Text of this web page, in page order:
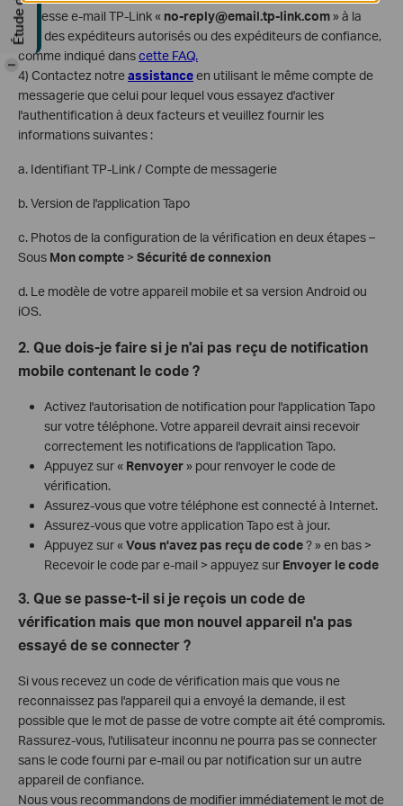
l'adresse e-mail TP-Link « no-reply@email.tp-link.com» à la
liste des expéditeurs autorisés ou des expéditeurs de confiance,
comme indiqué danscette FAQ.
4) Contactez notreassistanceen utilisant le même compte de
messagerie que celui pour lequel vous essayez d'activer
l'authentification à deux facteurs et veuillez fournir les
informations suivantes :
a. Identifiant TP-Link / Compte de messagerie
b. Version de l'application Tapo
c. Photos de la configuration de la vérification en deux étapes –
Sous Mon compte > Sécurité de connexion
d. Le modèle de votre appareil mobile et sa version Android ou
iOS.
2. Que dois-je faire si je n'ai pas reçu de notification
mobile contenant le code ?
Activez l'autorisation de notification pour l'application Tapo
sur votre téléphone. Votre appareil devrait ainsi recevoir
correctement les notifications de l'application Tapo.
Appuyez sur « Renvoyer» pour renvoyer le code de
vérification.
Assurez-vous que votre téléphone est connecté à Internet.
Assurez-vous que votre application Tapo est à jour.
Appuyez sur «Vous n'avez pas reçu de code? » en bas >
Recevoir le code par e-mail > appuyez sur Envoyer le code
3. Que se passe-t-il si je reçois un code de
vérification mais que mon nouvel appareil n'a pas
essayé de se connecter ?
Si vous recevez un code de vérification mais que vous ne
reconnaissez pas l'appareil qui a envoyé la demande, il est
possible que le mot de passe de votre compte ait été compromis.
Rassurez-vous, l'utilisateur inconnu ne pourra pas se connecter
sans le code fourni par e-mail ou par notification sur un autre
appareil de confiance.
Nous vous recommandons de modifier immédiatement le mot de